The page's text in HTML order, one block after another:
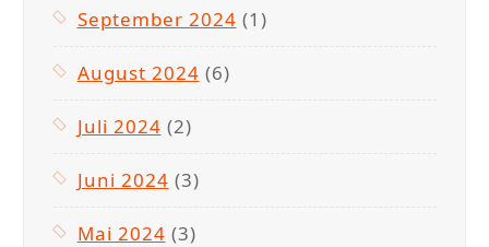
September 2024 (1)
August 2024 (6)
Juli 2024 (2)
Juni 2024 (3)
Mai 2024 (3)